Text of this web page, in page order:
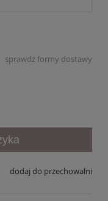
płatności
sprawdź formy dostawy
dodaj do przechowalni